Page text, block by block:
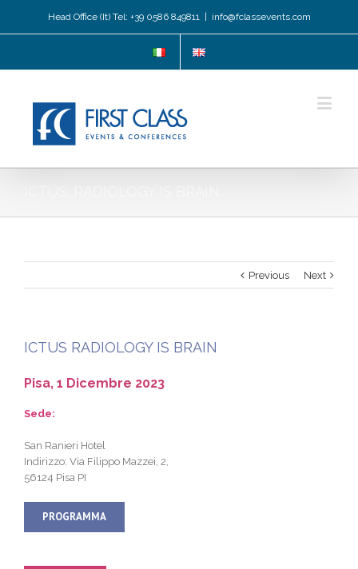
Head Office (It) Tel: +39 0586 849811 info@fclassevents.com
Previous Next
ICTUS RADIOLOGY IS BRAIN
Pisa, 1 Dicembre 2023
Sede:
San Ranieri Hotel
Indirizzo: Via Filippo Mazzei, 2,
56124 Pisa PI
PROGRAMMA